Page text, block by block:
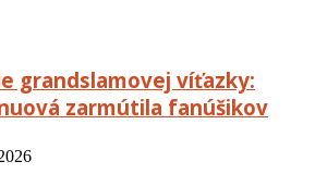
grandslamovej víťazky:
zarmútila fanúšikov